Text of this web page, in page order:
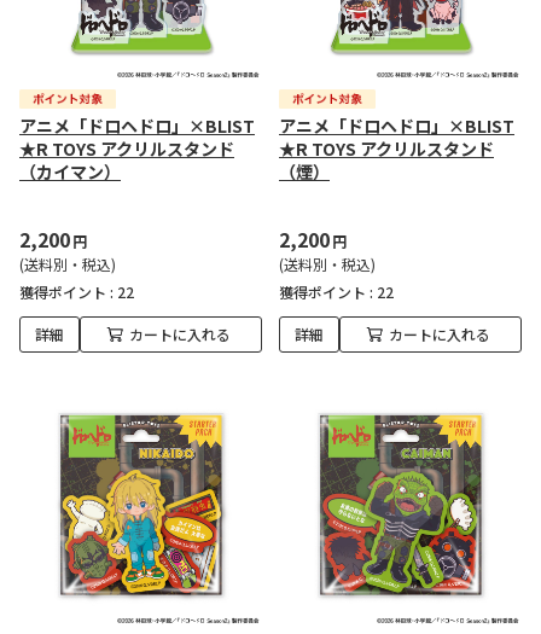
アニメ「ドロヘドロ」×BLIST
★R TOYS アクリルスタンド
（カイマン）
2,200円
(送料別・税込)
獲得ポイント : 22
詳細 カートに入れる
アニメ「ドロヘドロ」×BLIST
★R TOYS アクリルスタンド
（煙）
2,200円
(送料別・税込)
獲得ポイント : 22
詳細 カートに入れる